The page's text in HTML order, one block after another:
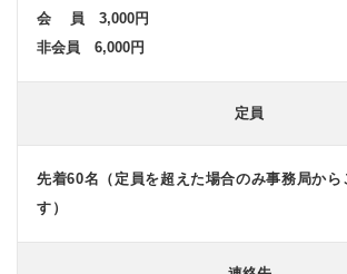
会 員 3,000円
非会員 6,000円
定員
先着60名（定員を超えた場合のみ事務局から
す）